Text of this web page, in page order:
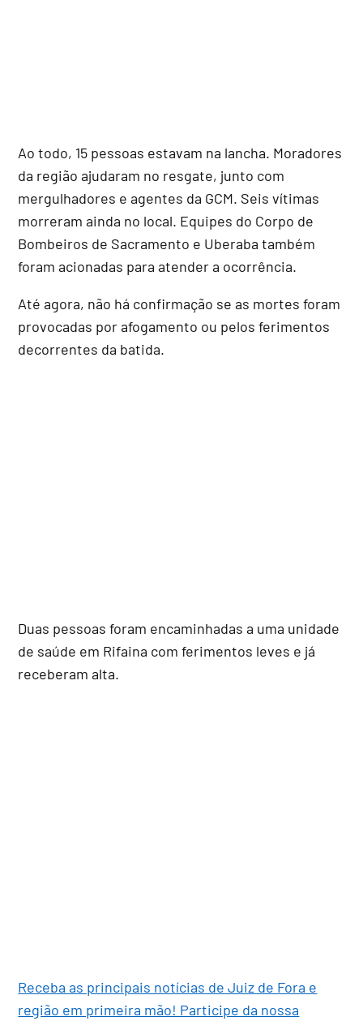
Ao todo, 15 pessoas estavam na lancha. Moradores
da região ajudaram no resgate, junto com
mergulhadores e agentes da GCM. Seis vítimas
morreram ainda no local. Equipes do Corpo de
Bombeiros de Sacramento e Uberaba também
foram acionadas para atender a ocorrência.
Até agora, não há confirmação se as mortes foram
provocadas por afogamento ou pelos ferimentos
decorrentes da batida.
Duas pessoas foram encaminhadas a uma unidade
de saúde em Rifaina com ferimentos leves e já
receberam alta.
Receba as principais notícias de Juiz de Fora e
região em primeira mão! Participe da nossa